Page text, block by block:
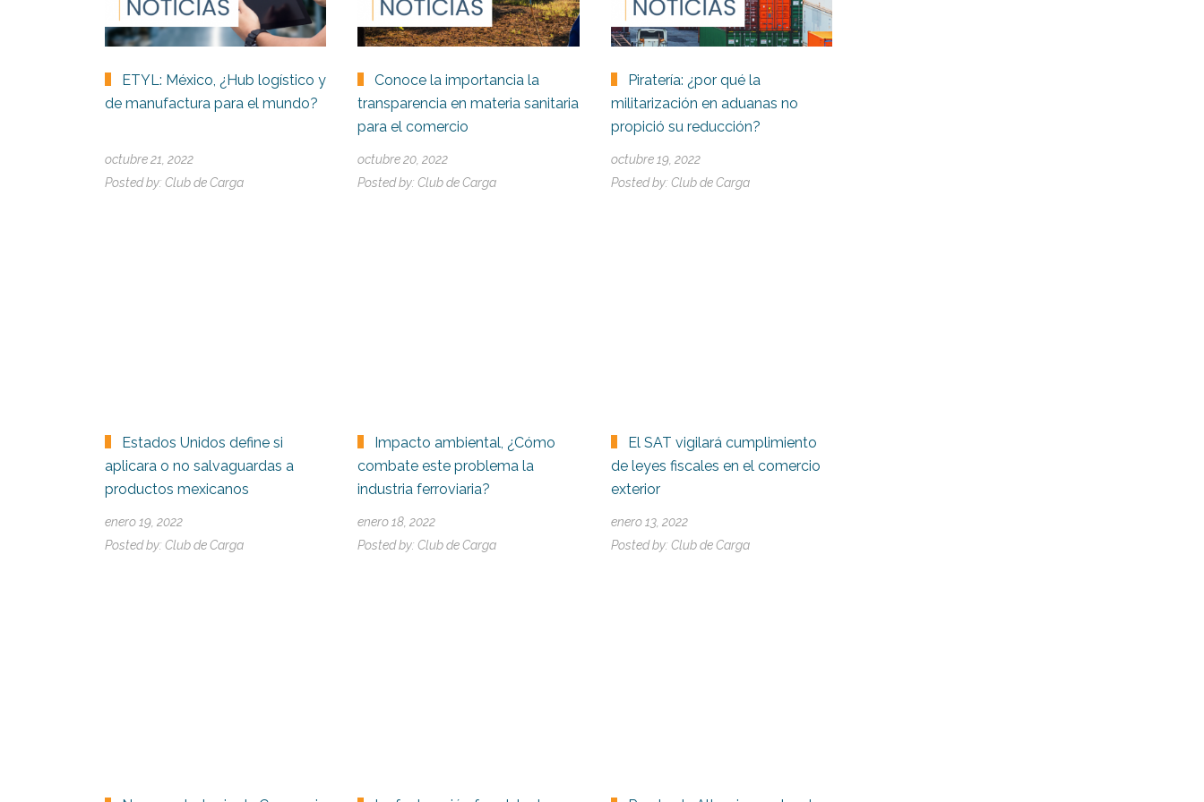
ETYL: México, ¿Hub logístico y
de manufactura para el mundo?
octubre 21, 2022
Posted by: Club de Carga
Conoce la importancia la
transparencia en materia sanitaria
para el comercio
octubre 20, 2022
Posted by: Club de Carga
Piratería: ¿por qué la
militarización en aduanas no
propició su reducción?
octubre 19, 2022
Posted by: Club de Carga
Estados Unidos define si
aplicara o no salvaguardas a
productos mexicanos
enero 19, 2022
Posted by: Club de Carga
Impacto ambiental, ¿Cómo
combate este problema la
industria ferroviaria?
enero 18, 2022
Posted by: Club de Carga
El SAT vigilará cumplimiento
de leyes fiscales en el comercio
exterior
enero 13, 2022
Posted by: Club de Carga